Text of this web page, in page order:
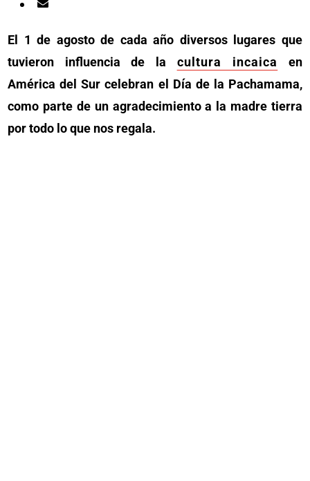
El 1 de agosto de cada año diversos lugares que
tuvieron influencia de la cultura incaica
en
América del Sur celebran el Día de la Pachamama,
como parte de un agradecimiento a la madre tierra
por todo lo que nos regala.